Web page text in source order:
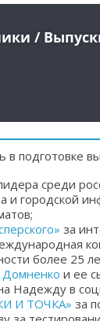
подготовке
среди
и городской
за
более 25
и ее
Надежду в
И ТОЧКА» за